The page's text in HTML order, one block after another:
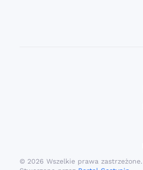
© 2026 Wszelkie prawa zastrzeżone.